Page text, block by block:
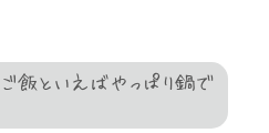
飯といえばやっぱり鍋で